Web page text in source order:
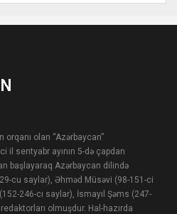
olan “Azərbaycan”
il sentyabr ayının 5-də çapdan
başlayaraq Azərbaycan dilində
29-cu saylar), Əhməd Müsəvi (98-151-ci
246-cı saylar), İsmayıl Şəms (247-
olmuşdur. Hal-hazırda